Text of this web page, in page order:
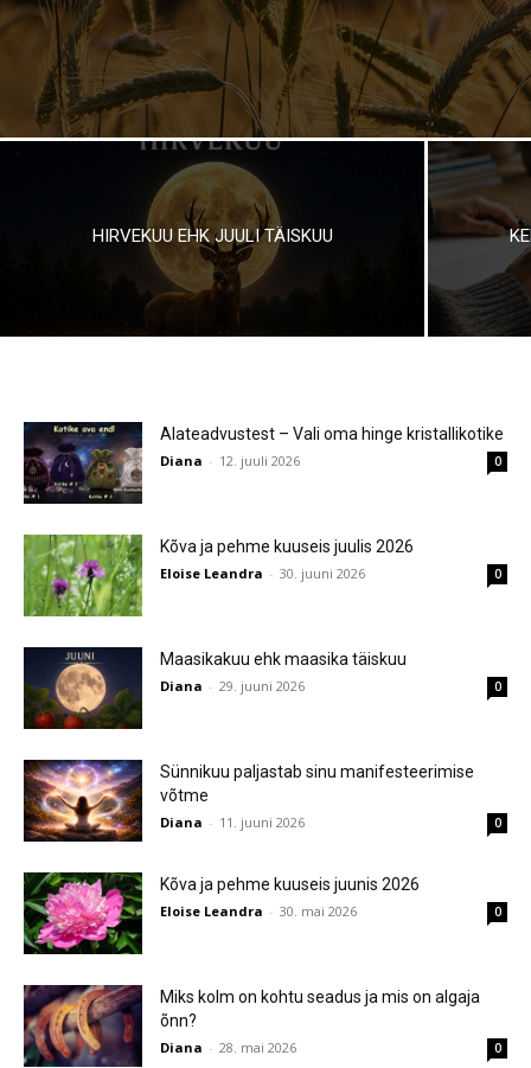
HIRVEKUU EHK JUULI TÄISKUU
Alateadvustest – Vali oma hinge kristallikotike
Diana - 12. juuli 2026 0
Kõva ja pehme kuuseis juulis 2026
Eloise Leandra - 30. juuni 2026 0
Maasikakuu ehk maasika täiskuu
Diana - 29. juuni 2026 0
Sünnikuu paljastab sinu manifesteerimise
võtme
Diana - 11. juuni 2026 0
Kõva ja pehme kuuseis juunis 2026
Eloise Leandra - 30. mai 2026 0
Miks kolm on kohtu seadus ja mis on algaja
õnn?
Diana - 28. mai 2026 0